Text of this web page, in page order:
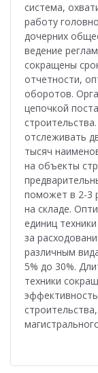
система,
работу
дочерних
ведение
сокращены
отчетности,
оборотов.
цепочкой
отслеживать
тысяч
на объекты
поможет в 2-3
на складе.
единиц
за
различным
5% до 30%.
техники